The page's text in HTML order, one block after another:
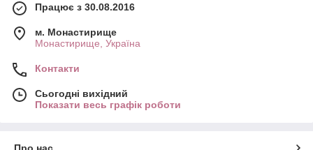
Працює з 30.08.2016
м. Монастирище
Монастирище, Україна
Контакти
Сьогодні вихідний
Показати весь графік роботи